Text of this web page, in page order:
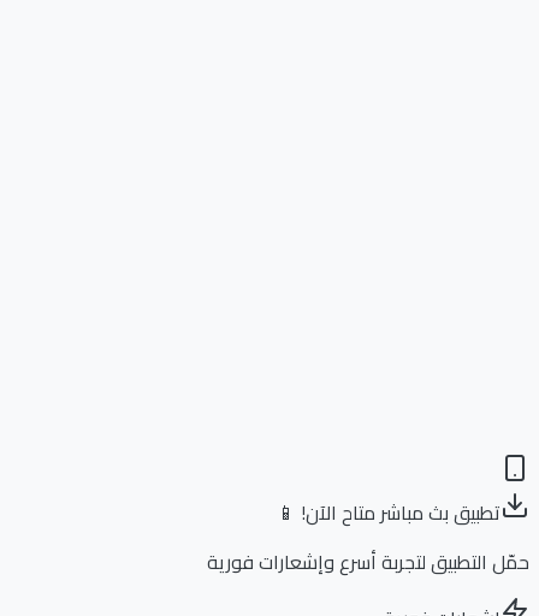
تطبيق بث مباشر متاح الآن! 📱
التطبيق لتجربة أسرع وإشعارات فورية